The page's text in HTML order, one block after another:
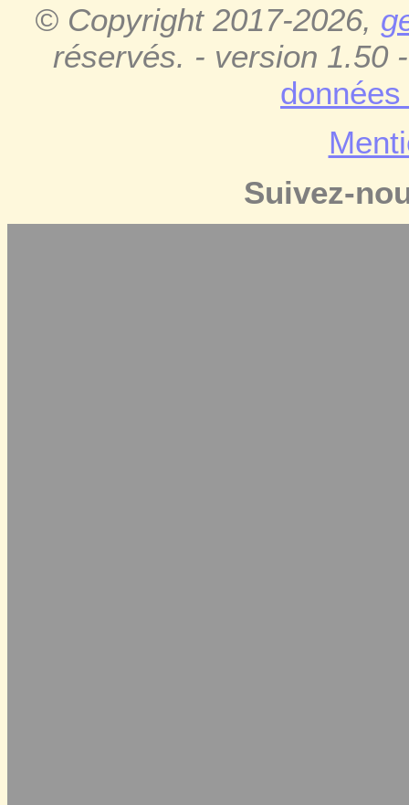
© Copyright 2017-2026,
réservés. - version 1.50
Suivez-